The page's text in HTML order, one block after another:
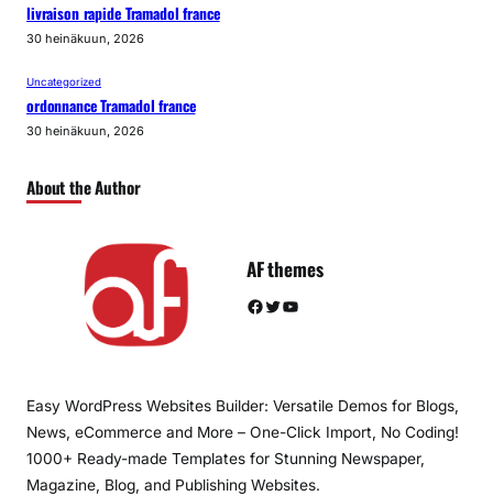
livraison rapide Tramadol france
30 heinäkuun, 2026
Uncategorized
ordonnance Tramadol france
30 heinäkuun, 2026
About the Author
AF themes
Facebook Twitter YouTube
Easy WordPress Websites Builder: Versatile Demos for Blogs,
News, eCommerce and More – One-Click Import, No Coding!
1000+ Ready-made Templates for Stunning Newspaper,
Magazine, Blog, and Publishing Websites.